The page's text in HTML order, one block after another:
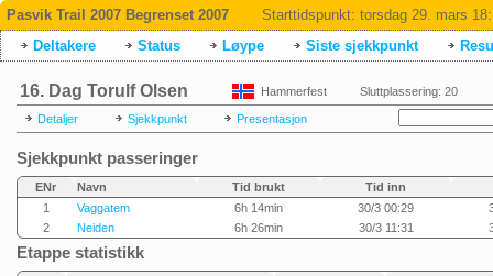
Pasvik Trail 2007 Begrenset 2007 Starttidspunkt: torsdag 29. mars
Deltakere
Status Løype Siste sjekkpunkt
16. Dag Torulf Olsen Hammerfest Sluttplassering: 20
Detaljer Sjekkpunkt Presentasjon
Sjekkpunkt passeringer
ENr Navn Tid brukt
Tid inn
1
Vaggatem 6h 14min 30/3 00:29
2
Neiden 6h 26min 30/3 11:31
Etappe statistikk